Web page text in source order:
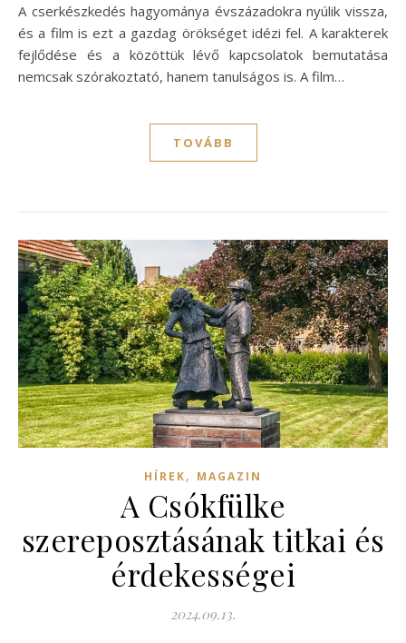
A cserkészkedés hagyománya évszázadokra nyúlik vissza,
és a film is ezt a gazdag örökséget idézi fel. A karakterek
fejlődése és a közöttük lévő kapcsolatok bemutatása
nemcsak szórakoztató, hanem tanulságos is. A film…
TOVÁBB
HÍREK, MAGAZIN
A Csókfülke
szereposztásának titkai és
érdekességei
2024.09.13.